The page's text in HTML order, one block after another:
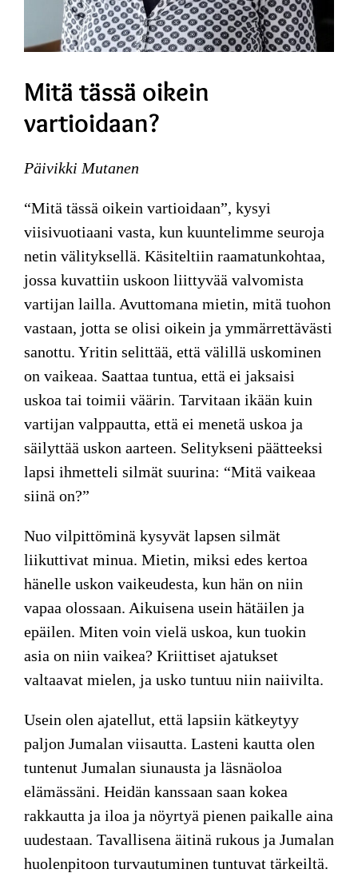
Mitä tässä oikein
vartioidaan?
Päivikki Mutanen
“Mitä tässä oikein vartioidaan”, kysyi
viisivuotiaani vasta, kun kuuntelimme seuroja
netin välityksellä. Käsiteltiin raamatunkohtaa,
jossa kuvattiin uskoon liittyvää valvomista
vartijan lailla. Avuttomana mietin, mitä tuohon
vastaan, jotta se olisi oikein ja ymmärrettävästi
sanottu. Yritin selittää, että välillä uskominen
on vaikeaa. Saattaa tuntua, että ei jaksaisi
uskoa tai toimii väärin. Tarvitaan ikään kuin
vartijan valppautta, että ei menetä uskoa ja
säilyttää uskon aarteen. Selitykseni päätteeksi
lapsi ihmetteli silmät suurina: “Mitä vaikeaa
siinä on?”
Nuo vilpittöminä kysyvät lapsen silmät
liikuttivat minua. Mietin, miksi edes kertoa
hänelle uskon vaikeudesta, kun hän on niin
vapaa olossaan. Aikuisena usein hätäilen ja
epäilen. Miten voin vielä uskoa, kun tuokin
asia on niin vaikea? Kriittiset ajatukset
valtaavat mielen, ja usko tuntuu niin naiivilta.
Usein olen ajatellut, että lapsiin kätkeytyy
paljon Jumalan viisautta. Lasteni kautta olen
tuntenut Jumalan siunausta ja läsnäoloa
elämässäni. Heidän kanssaan saan kokea
rakkautta ja iloa ja nöyrtyä pienen paikalle aina
uudestaan. Tavallisena äitinä rukous ja Jumalan
huolenpitoon turvautuminen tuntuvat tärkeiltä.